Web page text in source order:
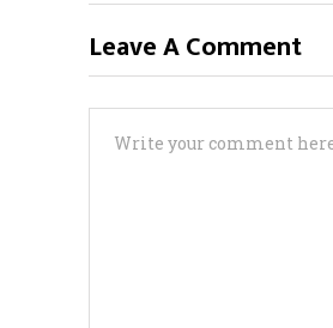
Leave A Comment